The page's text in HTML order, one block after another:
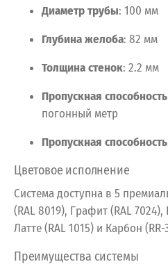
Диаметртрубы: 100 мм
Глубинажелоба: 82 мм
Толщинастенок: 2.2 мм
Пропускная способность
погонный метр
Пропускная способность
Цветовое исполнение
Системадоступна в 5
(RAL 8019), Графит (RAL 7024),
Латте (RAL 1015) и Карбон (RR-
Преимущества системы